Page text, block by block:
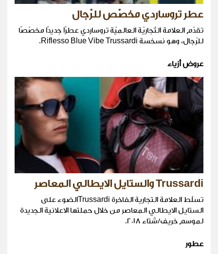
عطر تروساردي مخصّص للرّجال
تقدّم العلامة التّجاريّة العالميّة تروساردي عطرًا جديدًا مخصّصًا
للرّجال، وهو نسخسة Riflesso Blue Vibe Trussardi.
عروض أزياء
Trussardi والستايل الايطالي المعاصر
تسلّط العلامة التجارية الفاخرة Trussardiالضوء على
الستايل الايطالي المعاصر من خلال حملتها الاعلانية الجديدة
لموسم خريف/شتاء ٢٠١٨.
عطور